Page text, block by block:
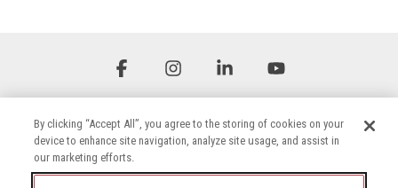
FacebookInstagramLinkedin
By clicking “Accept All”, you agree to the storing of cookies on your
device to enhance site navigation, analyze site usage, and assist in
our marketing efforts.